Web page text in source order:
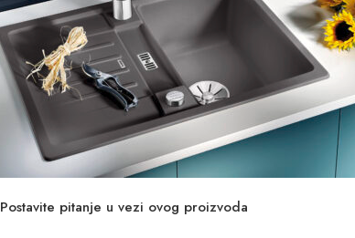
Postavite pitanje u vezi ovog proizvoda